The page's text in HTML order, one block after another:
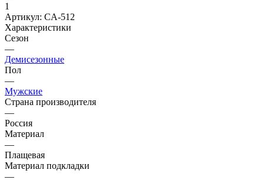
1
Артикул: CA-512
Характеристики
Сезон
—
Демисезонные
Пол
—
Мужские
Страна производителя
—
Россия
Материал
—
Плащевая
Материал подкладки
—